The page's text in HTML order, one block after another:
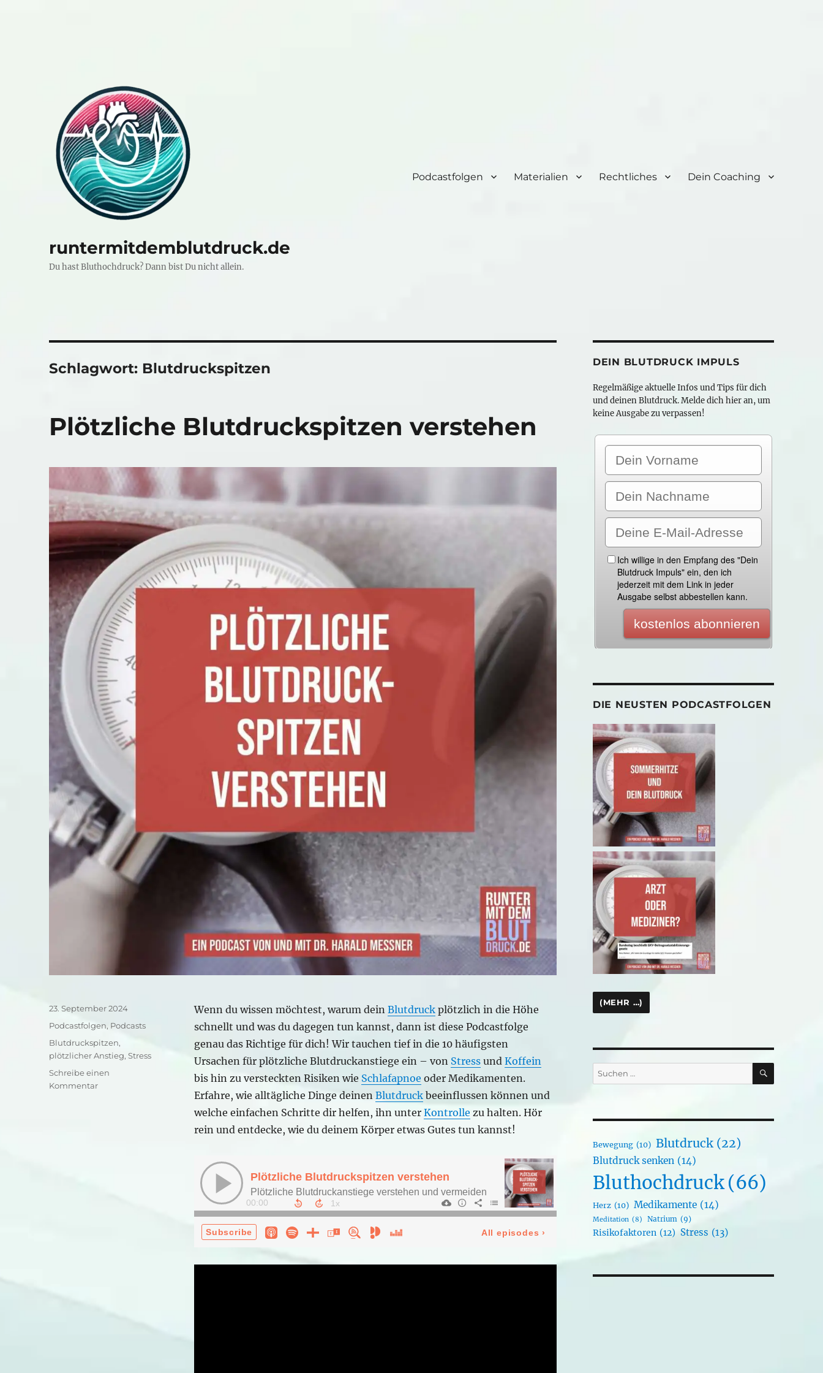
runtermitdemblutdruck.de
Du hast Bluthochdruck? Dann bist Du nicht allein.
Podcastfolgen Materialien Rechtliches Dein Coaching
Schlagwort: Blutdruckspitzen
Plötzliche Blutdruckspitzen verstehen
Wenn du wissen möchtest, warum dein Blutdruckplötzlich in die Höhe
schnellt und was du dagegen tun kannst, dann ist diese Podcastfolge
genau das Richtige für dich! Wir tauchen tief in die 10 häufigsten
Ursachen für plötzliche Blutdruckanstiege ein – von Stressund Koffein
bis hin zu versteckten Risiken wie Schlafapnoe oder Medikamenten.
Erfahre, wie alltägliche Dinge deinen Blutdruckbeeinflussen können und
welche einfachen Schritte dir helfen, ihn unter Kontrolle zu halten. Hör
rein und entdecke, wie du deinem Körper etwas Gutes tun kannst!
Veröffentlicht
23. September 2024
Kategorien
Podcastfolgen, Podcasts
Schlagwörter
Blutdruckspitzen,
plötzlicher Anstieg,Stress
Schreibe einen
Kommentarzu
DEIN BLUTDRUCK IMPULS
Regelmäßige aktuelle Infos und Tips für dich
und deinen Blutdruck. Melde dich hier an, um
keine Ausgabe zu verpassen!
DIE NEUSTEN PODCASTFOLGEN
Suchen
nach:
SUCHEN
Bewegung (10) Blutdruck (22)
Blutdruck senken (14)
Bluthochdruck(66)
Herz (10) Medikamente (14)
Meditation (8) Natrium (9)
Risikofaktoren (12) Stress (13)